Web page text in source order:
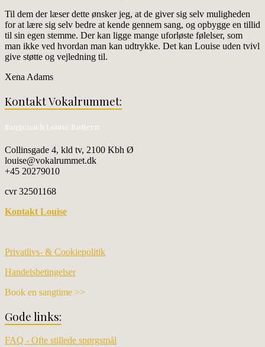
Til dem der læser dette ønsker jeg, at de giver sig selv muligheden
for at lære sig selv bedre at kende gennem sang, og opbygge en tillid
til sin egen stemme. Der kan ligge mange uforløste følelser, som
man ikke ved hvordan man kan udtrykke. Det kan Louise uden tvivl
give støtte og vejledning til.
Xena Adams
Kontakt Vokalrummet:
Sangcoach Louise Bøttern
Collinsgade 4, kld tv, 2100 Kbh Ø
louise@vokalrummet.dk
+45 20279010
cvr 32501168
Kontakt Louise
Privatlivs- & Cookiepolitik
Handelsbetingelser
Book en sangtime >>
Gode links:
FAQ - Ofte stillede spørgsmål